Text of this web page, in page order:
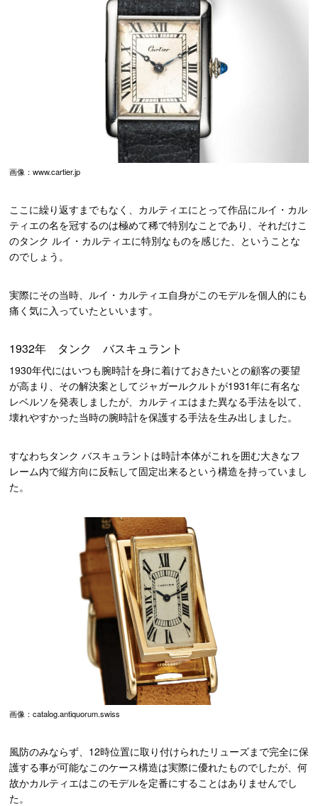
画像：www.cartier.jp
ここに繰り返すまでもなく、カルティエにとって作品にルイ・カル
ティエの名を冠するのは極めて稀で特別なことであり、それだけこ
のタンク ルイ・カルティエに特別なものを感じた、ということな
のでしょう。
実際にその当時、ルイ・カルティエ自身がこのモデルを個人的にも
痛く気に入っていたといいます。
1932年 タンク バスキュラント
1930年代にはいつも腕時計を身に着けておきたいとの顧客の要望
が高まり、その解決案としてジャガールクルトが1931年に有名な
レベルソを発表しましたが、カルティエはまた異なる手法を以て、
壊れやすかった当時の腕時計を保護する手法を生み出しました。
すなわちタンク バスキュラントは時計本体がこれを囲む大きなフ
レーム内で縦方向に反転して固定出来るという構造を持っていまし
た。
画像：catalog.antiquorum.swiss
風防のみならず、12時位置に取り付けられたリューズまで完全に保
護する事が可能なこのケース構造は実際に優れたものでしたが、何
故かカルティエはこのモデルを定番にすることはありませんでし
た。